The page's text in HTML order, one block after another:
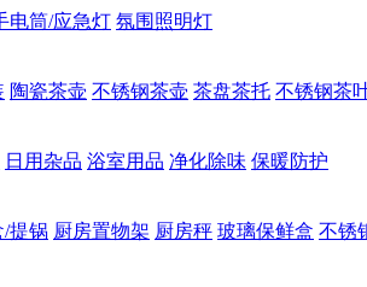
电筒/应急灯 氛围照明灯
陶瓷茶壶 不锈钢茶壶 茶盘茶托 不锈钢茶
日用杂品 浴室用品 净化除味 保暖防护
/提锅 厨房置物架 厨房秤 玻璃保鲜盒 不锈